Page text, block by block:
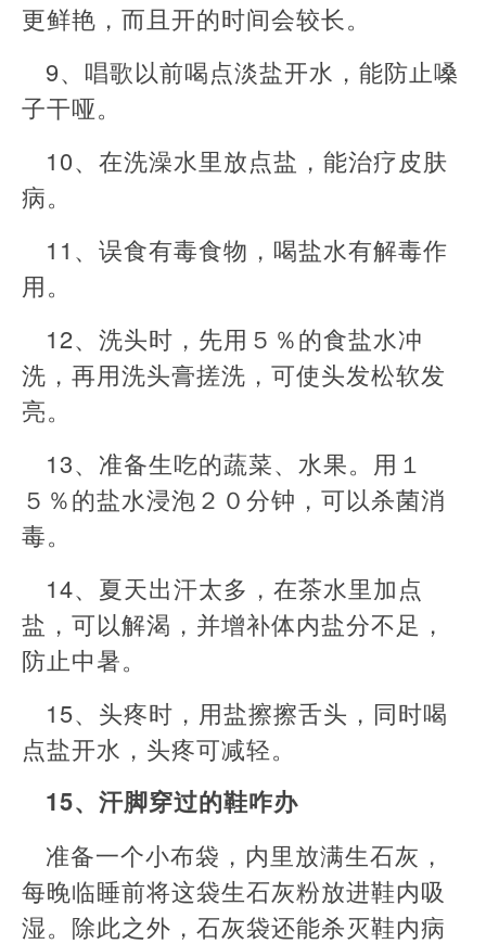
更鲜艳，而且开的时间会较长。
9、唱歌以前喝点淡盐开水，能防止嗓
子干哑。
10、在洗澡水里放点盐，能治疗皮肤
病。
11、误食有毒食物，喝盐水有解毒作
用。
12、洗头时，先用５％的食盐水冲
洗，再用洗头膏搓洗，可使头发松软发
亮。
13、准备生吃的蔬菜、水果。用１
５％的盐水浸泡２０分钟，可以杀菌消
毒。
14、夏天出汗太多，在茶水里加点
盐，可以解渴，并增补体内盐分不足，
防止中暑。
15、头疼时，用盐擦擦舌头，同时喝
点盐开水，头疼可减轻。
15、汗脚穿过的鞋咋办
准备一个小布袋，内里放满生石灰，
每晚临睡前将这袋生石灰粉放进鞋内吸
湿。除此之外，石灰袋还能杀灭鞋内病